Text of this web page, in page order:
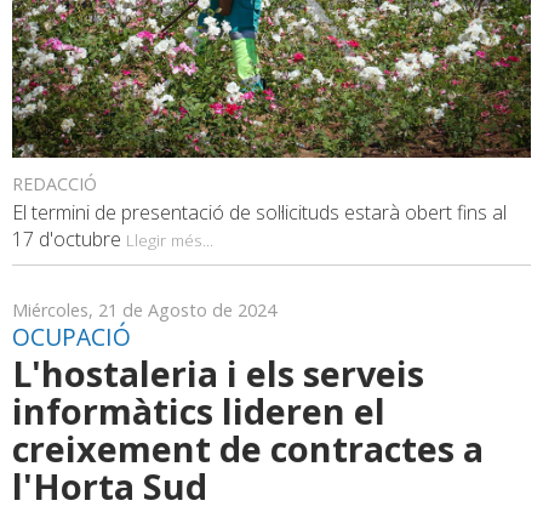
REDACCIÓ
El termini de presentació de sol·licituds estarà obert fins al
17 d'octubre Llegir més...
Miércoles, 21 de Agosto de 2024
OCUPACIÓ
L'hostaleria i els serveis
informàtics lideren el
creixement de contractes a
l'Horta Sud